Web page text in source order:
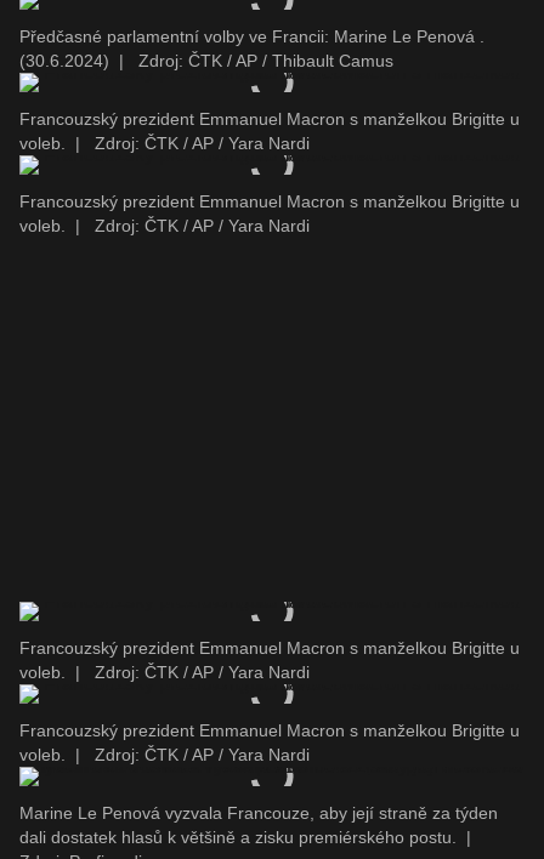
Předčasné parlamentní volby ve Francii: Marine Le Penová .
(30.6.2024)
| Zdroj: ČTK / AP / Thibault Camus
Francouzský prezident Emmanuel Macron s manželkou Brigitte u
voleb.
| Zdroj: ČTK / AP / Yara Nardi
Francouzský prezident Emmanuel Macron s manželkou Brigitte u
voleb.
| Zdroj: ČTK / AP / Yara Nardi
Francouzský prezident Emmanuel Macron s manželkou Brigitte u
voleb.
| Zdroj: ČTK / AP / Yara Nardi
Francouzský prezident Emmanuel Macron s manželkou Brigitte u
voleb.
| Zdroj: ČTK / AP / Yara Nardi
Marine Le Penová vyzvala Francouze, aby její straně za týden
dali dostatek hlasů k většině a zisku premiérského postu.
|